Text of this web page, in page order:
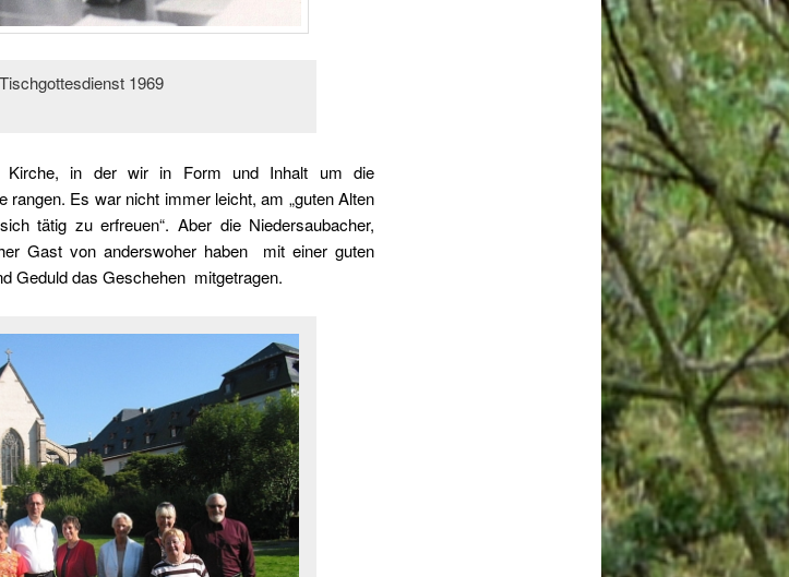
1969
Kirche, in der wir in Form und Inhalt um die
rangen. Es war nicht immer leicht, am „guten Alten
tätig zu erfreuen“. Aber die Niedersaubacher,
Gast von anderswoher haben mit einer guten
Geduld das Geschehen mitgetragen.